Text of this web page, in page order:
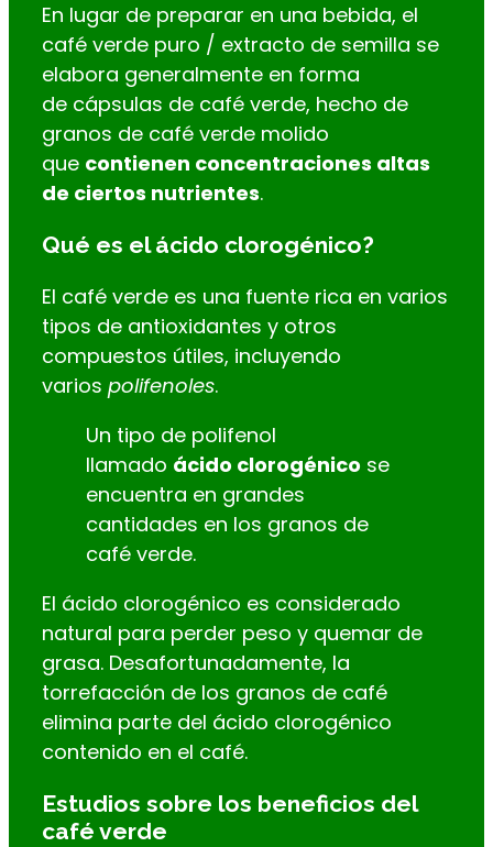
En lugar de preparar en una bebida, el
café verde puro / extracto de semilla se
elabora generalmente en forma
de cápsulas de café verde, hecho de
granos de café verde molido
que contienen concentraciones altas
de ciertos nutrientes.
Qué es el ácido clorogénico?
El café verde es una fuente rica en varios
tipos de antioxidantes y otros
compuestos útiles, incluyendo
varios polifenoles.
Un tipo de polifenol
llamado ácido clorogénico se
encuentra en grandes
cantidades en los granos de
café verde.
El ácido clorogénico es considerado
natural para perder peso y quemar de
grasa. Desafortunadamente, la
torrefacción de los granos de café
elimina parte del ácido clorogénico
contenido en el café.
Estudios sobre los beneficios del
café verde